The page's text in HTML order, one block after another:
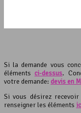
Si la demande vous
éléments ci-dessus.
votre demande: devis en
Si vous désirez recevoir
renseigner les éléments